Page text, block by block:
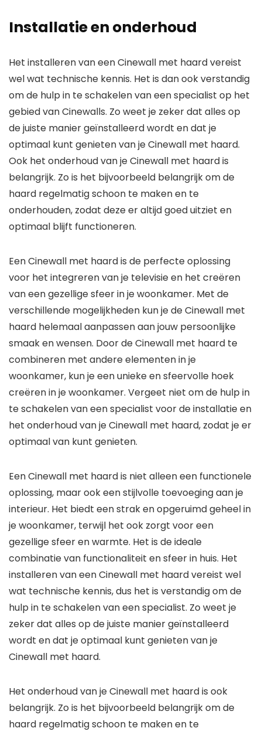
Installatie en onderhoud
Het installeren van een Cinewall met haard vereist
wel wat technische kennis. Het is dan ook verstandig
om de hulp in te schakelen van een specialist op het
gebied van Cinewalls. Zo weet je zeker dat alles op
de juiste manier geïnstalleerd wordt en dat je
optimaal kunt genieten van je Cinewall met haard.
Ook het onderhoud van je Cinewall met haard is
belangrijk. Zo is het bijvoorbeeld belangrijk om de
haard regelmatig schoon te maken en te
onderhouden, zodat deze er altijd goed uitziet en
optimaal blijft functioneren.
Een Cinewall met haard is de perfecte oplossing
voor het integreren van je televisie en het creëren
van een gezellige sfeer in je woonkamer. Met de
verschillende mogelijkheden kun je de Cinewall met
haard helemaal aanpassen aan jouw persoonlijke
smaak en wensen. Door de Cinewall met haard te
combineren met andere elementen in je
woonkamer, kun je een unieke en sfeervolle hoek
creëren in je woonkamer. Vergeet niet om de hulp in
te schakelen van een specialist voor de installatie en
het onderhoud van je Cinewall met haard, zodat je er
optimaal van kunt genieten.
Een Cinewall met haard is niet alleen een functionele
oplossing, maar ook een stijlvolle toevoeging aan je
interieur. Het biedt een strak en opgeruimd geheel in
je woonkamer, terwijl het ook zorgt voor een
gezellige sfeer en warmte. Het is de ideale
combinatie van functionaliteit en sfeer in huis. Het
installeren van een Cinewall met haard vereist wel
wat technische kennis, dus het is verstandig om de
hulp in te schakelen van een specialist. Zo weet je
zeker dat alles op de juiste manier geïnstalleerd
wordt en dat je optimaal kunt genieten van je
Cinewall met haard.
Het onderhoud van je Cinewall met haard is ook
belangrijk. Zo is het bijvoorbeeld belangrijk om de
haard regelmatig schoon te maken en te